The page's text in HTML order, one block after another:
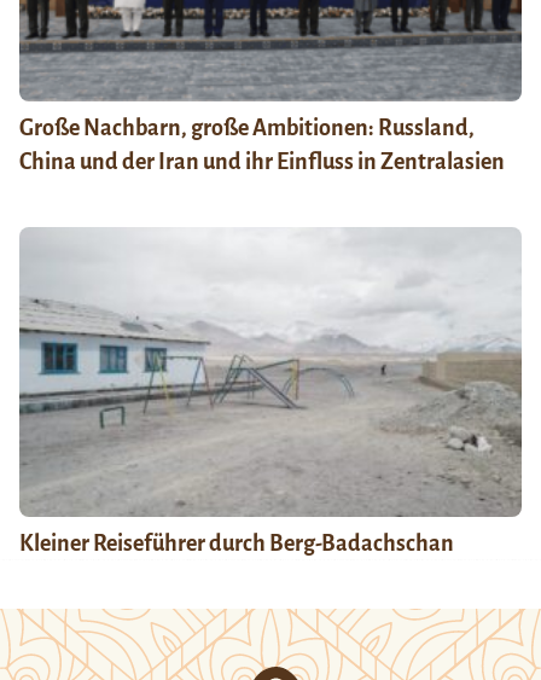
Große Nachbarn, große Ambitionen: Russland,
China und der Iran und ihr Einfluss in Zentralasien
Kleiner Reiseführer durch Berg-Badachschan